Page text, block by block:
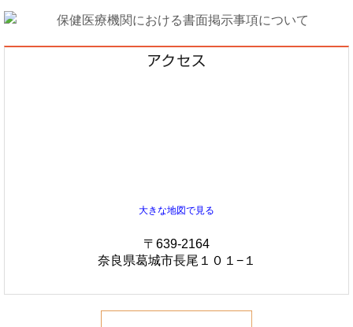
大きな地図で見る
〒639-2164
奈良県葛城市長尾１０１−１